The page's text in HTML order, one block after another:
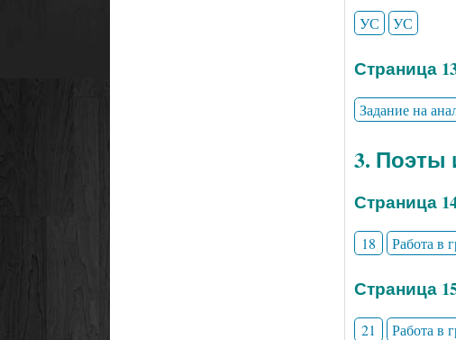
УС УС
Страница
Задание на
3. Поэты
Страница
18 Работа в
Страница
21 Работа в